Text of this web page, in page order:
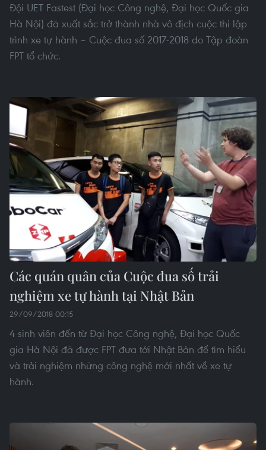
Đội UET Fastest (Đại học Công nghệ, Đại học Quốc gia
Hà Nội) đã xuất sắc trở thành nhà vô địch cuộc thi lập
trình xe tự hành – Cuộc đua số 2017-2018 do Tập đoàn
FPT tổ chức.
Các quán quân của Cuộc đua số trải
nghiệm xe tự hành tại Nhật Bản
29/09/2018 00:15
4 sinh viên đến từ Đại học Công nghệ, Đại học Quốc
gia Hà Nội đã được FPT đưa tới Nhật Bản để tìm hiểu
và trải nghiệm những công nghệ mới nhất về xe tự
hành.